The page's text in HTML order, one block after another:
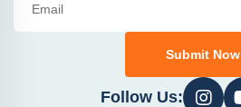
Submit Now
Follow Us: